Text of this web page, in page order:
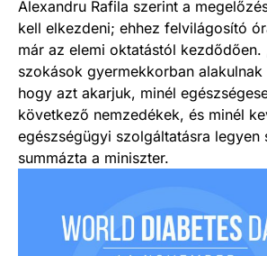
Alexandru Rafila szerint a
kell elkezdeni; ehhez felvilágosító
már az elemi oktatástól kezdődően.
szokások gyermekkorban
hogy azt akarjuk, minél
következő nemzedékek, és minél
egészségügyi szolgáltatásra legyen
summázta a miniszter.